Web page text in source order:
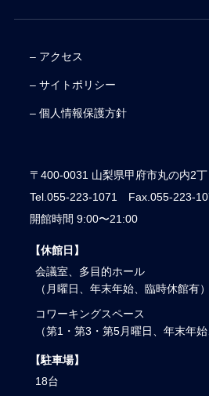
– アクセス
– サイトポリシー
– 個人情報保護方針
〒400-0031 山梨県甲府市丸の内2
Tel.055-223-1071 Fax.055-223-
開館時間 9:00〜21:00
【休館日】
会議室、多目的ホール
（月曜日、年末年始、臨時休館有）
コワーキングスペース
（第1・第3・第5月曜日、年末年始
【駐車場】
18台